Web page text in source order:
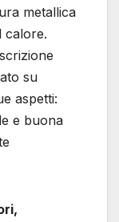
metallica
calore.
su
aspetti:
e buona